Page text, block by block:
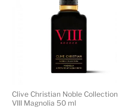
Clive Christian Noble Collection
VIII Magnolia 50 ml